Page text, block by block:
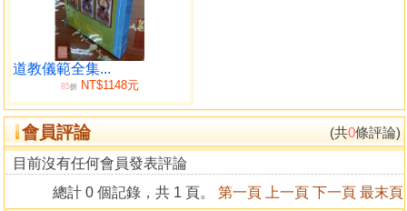
道教儀範全集...
85折 NT$1148元
會員評論 (共0條評論)
目前沒有任何會員發表評論
總計 0 個記錄，共 1 頁。 第一頁 上一頁 下一頁 最末頁